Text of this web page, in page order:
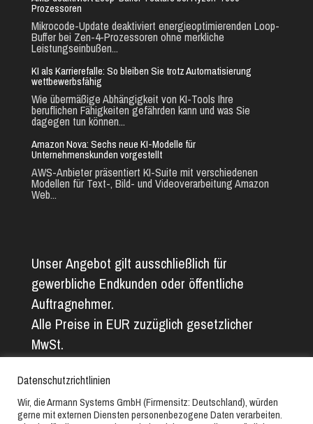
Prozessoren
Mikrocode-Update deaktiviert energieoptimierenden Loop-
Buffer bei Zen-4-Prozessoren ohne merkliche
Leistungseinbußen...
KI als Karrierefalle: So bleiben Sie trotz Automatisierung
wettbewerbsfähig
Wie übermäßige Abhängigkeit von KI-Tools Ihre
beruflichen Fähigkeiten gefährden kann und was Sie
dagegen tun können...
Amazon Nova: Sechs neue KI-Modelle für
Unternehmenskunden vorgestellt
AWS-Anbieter präsentiert KI-Suite mit verschiedenen
Modellen für Text-, Bild- und Videoverarbeitung Amazon
Web...
Unser Angebot gilt ausschließlich für
gewerbliche Endkunden oder öffentliche
Auftragnehmer.
Alle Preise in EUR zuzüglich gesetzlicher
MwSt.
Alle Angaben ohne Gewähr. Abbildungs- und
Textfehler vorbehalten.
Datenschutzrichtlinien
Wir, die Armann Systems GmbH (Firmensitz: Deutschland), würden
gerne mit externen Diensten personenbezogene Daten verarbeiten.